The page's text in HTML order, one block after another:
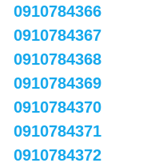
0910784366
0910784367
0910784368
0910784369
0910784370
0910784371
0910784372